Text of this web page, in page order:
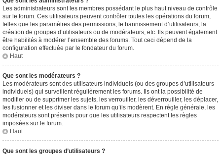
Les administrateurs sont les membres possédant le plus haut niveau de contrôle
sur le forum. Ces utilisateurs peuvent contrôler toutes les opérations du forum,
telles que les paramètres des permissions, le bannissement d’utilisateurs, la
création de groupes d’utilisateurs ou de modérateurs, etc. Ils peuvent également
être habilités à modérer l’ensemble des forums. Tout ceci dépend de la
configuration effectuée par le fondateur du forum.
Haut
Que sont les modérateurs ?
Les modérateurs sont des utilisateurs individuels (ou des groupes d’utilisateurs
individuels) qui surveillent régulièrement les forums. Ils ont la possibilité de
modifier ou de supprimer les sujets, les verrouiller, les déverrouiller, les déplacer,
les fusionner et les diviser dans le forum qu’ils modèrent. En règle générale, les
modérateurs sont présents pour que les utilisateurs respectent les règles
imposées sur le forum.
Haut
Que sont les groupes d’utilisateurs ?